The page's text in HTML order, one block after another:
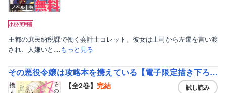
ノベル｜巻
王都の庶民納税課で働く会計士コレット。彼女は上司から左遷を言い渡
され、人嫌いと…もっと見る
その悪役令嬢は攻略本を携えている【電子限定描き下ろしマンガ付き】
【全2巻】 完結 試し読み
ティーンズラブ
女性写真集